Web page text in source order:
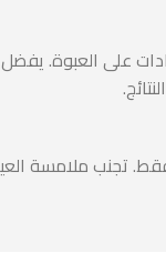
على العبوة. يفضل
تجنب ملامسة